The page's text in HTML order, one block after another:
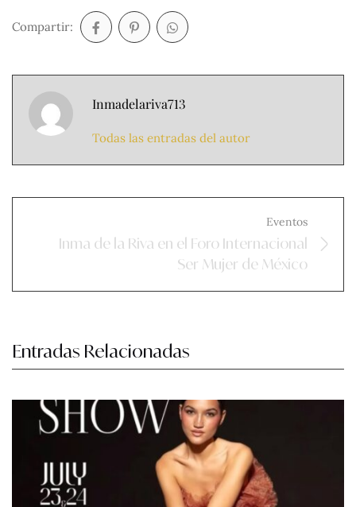
Compartir:
Inmadelariva713
Todas las entradas del autor
Eventos
Inma de la Riva en el Foro Internacional
Ser Mujer de México
Entradas Relacionadas